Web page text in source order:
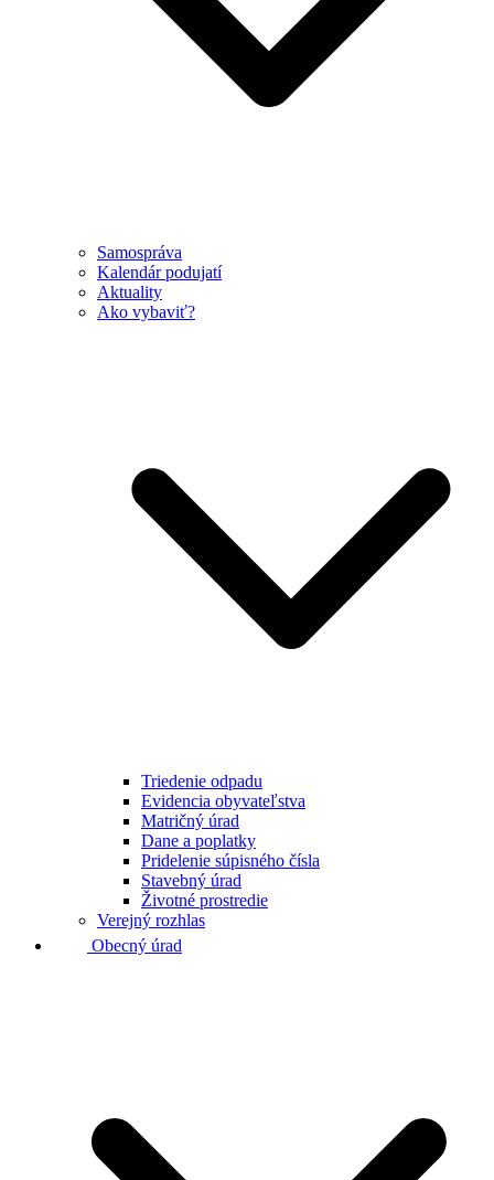
Samospráva
Kalendár podujatí
Aktuality
Ako vybaviť?
Triedenie odpadu
Evidencia obyvateľstva
Matričný úrad
Dane a poplatky
Pridelenie súpisného čísla
Stavebný úrad
Životné prostredie
Verejný rozhlas
Obecný úrad